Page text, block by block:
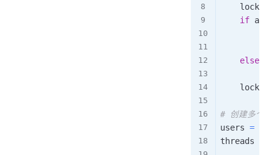
    lock
if
else
    lock
# 创建多个用
users =
threads